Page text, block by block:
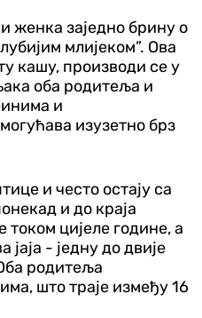
женка заједно брину о
млијеком”. Ова
кашу, производи се у
оба родитеља и
и
изузетно брз
и често остају са
и до краја
цијеле године, а
- једну до двије
родитеља
што траје између 16